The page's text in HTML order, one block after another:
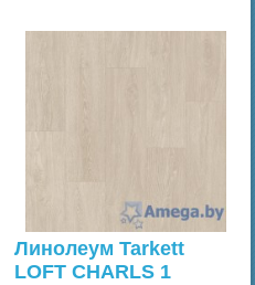
Линолеум Tarkett
LOFT CHARLS 1